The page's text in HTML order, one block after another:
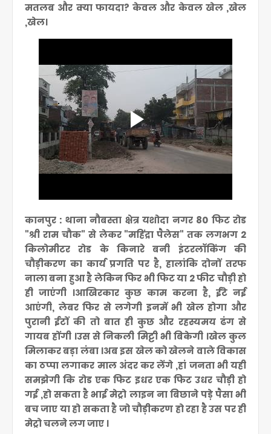
मतलब और क्या फायदा? केवल और केवल खेल ,खेल
,खेल।
कानपुर : थाना नौबस्ता क्षेत्रयशोदा नगर 80 फिट रोड
"श्री राम चौक" से लेकर "महिंद्रा पैलेस" तक लगभग 2
किलोमीटर रोड के किनारे बनी इंटरलॉकिंग की
चौड़ीकरण का कार्य प्रगति पर है, हालांकि दोनों तरफ
नाला बना हुआ है लेकिन फिर भी फिट या 2 फीट चौड़ी हो
ही जाएंगी ।आखिरकार कुछ काम करना है, ईंटे नई
आएंगी, लेबर फिर से लगेगी इनमें भी खेल होगा और
पुरानी ईटों की तो बात ही कुछ और रहस्यमय ढंग से
गायब होंगी ।उस से निकली मिट्टी भी बिकेगी ।खेल कुल
मिलाकर बड़ा लंबा ।अब इस खेल को खेलने वाले विकास
का ठप्पा लगाकर माल अंदर कर लेंगे ,हां जनता भी यही
समझेगी कि रोड एक फिट इधर एक फिट उधर चौड़ी हो
गई ,हो सकता है भाई मेट्रो लाइन ना बिछाने पड़े पैसा भी
बच जाए या हो सकता है जो चौड़ीकरण हो रहा है उस पर ही
मेट्रो चलने लग जाए ।